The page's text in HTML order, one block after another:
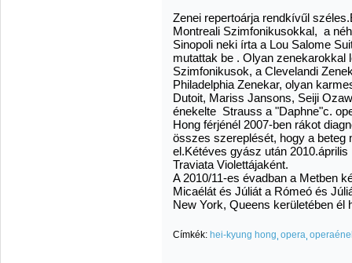
Zenei repertoárja rendkívűl
Montreali Szimfonikusokkal, a
Sinopoli neki írta a Lou Salome
mutattak be . Olyan zenekarokkal
Szimfonikusok, a Clevelandi
Philadelphia Zenekar, olyan
Dutoit, Mariss Jansons, Seiji
énekelte Strauss a "Daphne"c.
Hong férjénél 2007-ben rákot
összes szereplését, hogy a beteg
el.Kétéves gyász után
Traviata Violettájaként.
A 2010/11-es évadban a Metben
Micaélát és Júliát a Rómeó és
New York, Queens kerületében él
Címkék: hei-kyung hong opera